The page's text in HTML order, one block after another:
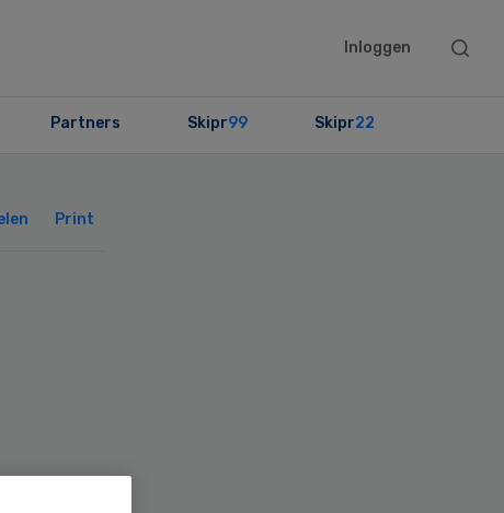
Inloggen
Search
Partners Skipr99 Skipr22
Print